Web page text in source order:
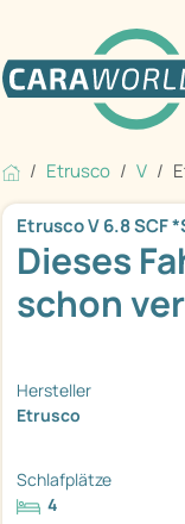
Etrusco V
Etrusco V 6.8 SCF
Dieses
schon
Hersteller
Etrusco
Schlafplätze
4